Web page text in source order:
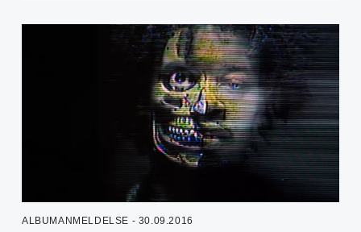
ALBUMANMELDELSE - 30.09.2016